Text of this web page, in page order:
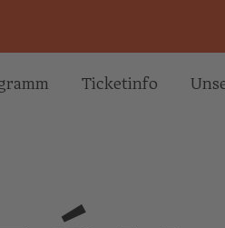
Ticketinfo